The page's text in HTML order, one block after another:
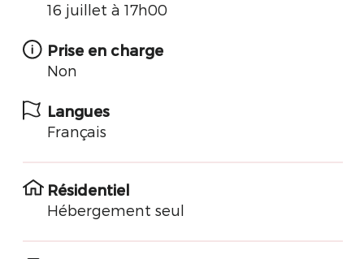
16 juillet à 17h00
Prise en charge
Non
Langues
Français
Résidentiel
Hébergement seul